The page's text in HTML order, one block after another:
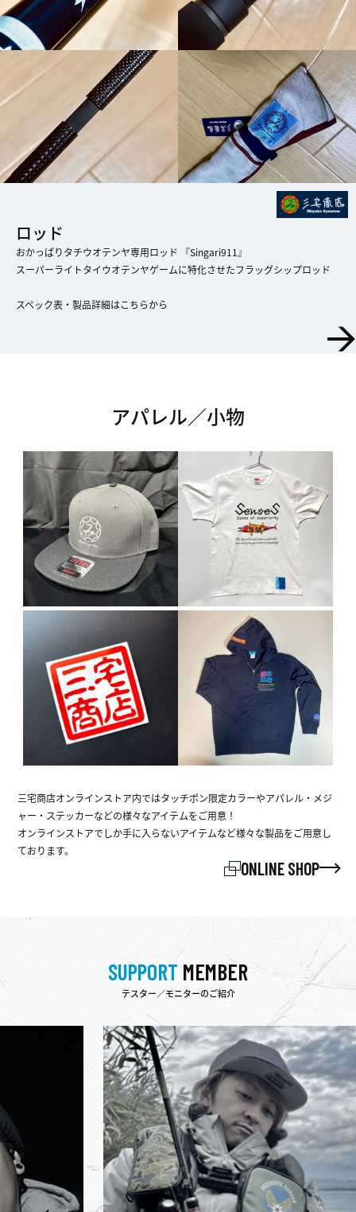
ロッド
おかっぱりタチウオテンヤ専用ロッド 『Singari911』
スーパーライトタイウオテンヤゲームに特化させたフラッグシップロッド
​​​​​​​スペック表・製品詳細はこちらから
アパレル／小物
三宅商店オンラインストア内ではタッチポン限定カラーやアパレル・メジ
ャー・ステッカーなどの様々なアイテムをご用意！
オンラインストアでしか手に入らないアイテムなど様々な製品をご用意し
ております。
ONLINE SHOP
SUPPORT MEMBER
テスター／モニターのご紹介